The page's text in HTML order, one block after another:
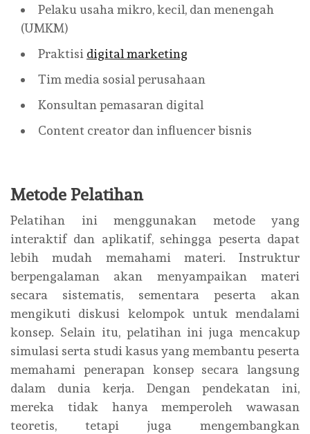
Pelaku usaha mikro, kecil, dan menengah
(UMKM)
Praktisi digital marketing
Tim media sosial perusahaan
Konsultan pemasaran digital
Content creator dan influencer bisnis
Metode Pelatihan
Pelatihan ini menggunakan metode yang
interaktif dan aplikatif, sehingga peserta dapat
lebih mudah memahami materi. Instruktur
berpengalaman akan menyampaikan materi
secara sistematis, sementara peserta akan
mengikuti diskusi kelompok untuk mendalami
konsep. Selain itu, pelatihan ini juga mencakup
simulasi serta studi kasus yang membantu peserta
memahami penerapan konsep secara langsung
dalam dunia kerja. Dengan pendekatan ini,
mereka tidak hanya memperoleh wawasan
teoretis, tetapi juga mengembangkan